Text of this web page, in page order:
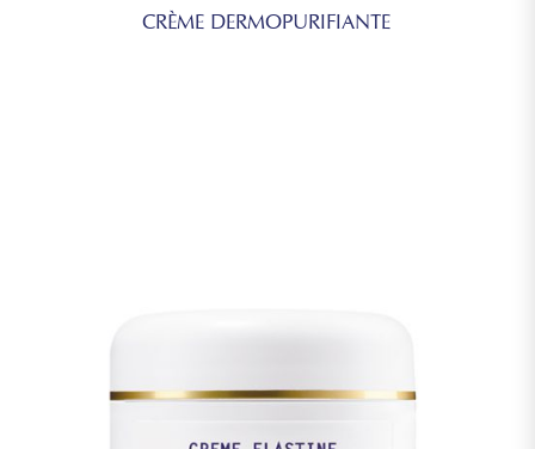
CRÈME DERMOPURIFIANTE